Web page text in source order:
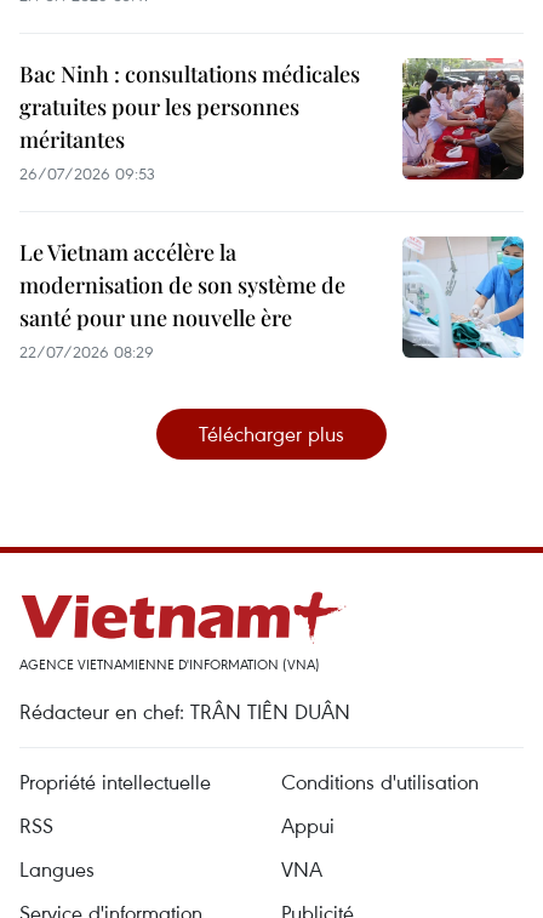
Bac Ninh : consultations médicales
gratuites pour les personnes
méritantes
26/07/2026 09:53
Le Vietnam accélère la
modernisation de son système de
santé pour une nouvelle ère
22/07/2026 08:29
Télécharger plus
AGENCE VIETNAMIENNE D'INFORMATION (VNA)
Rédacteur en chef: TRÂN TIÊN DUÂN
Propriété intellectuelle
Conditions d'utilisation
RSS
Appui
Langues
VNA